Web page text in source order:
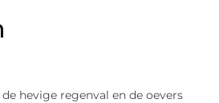
hevige regenval en de oevers